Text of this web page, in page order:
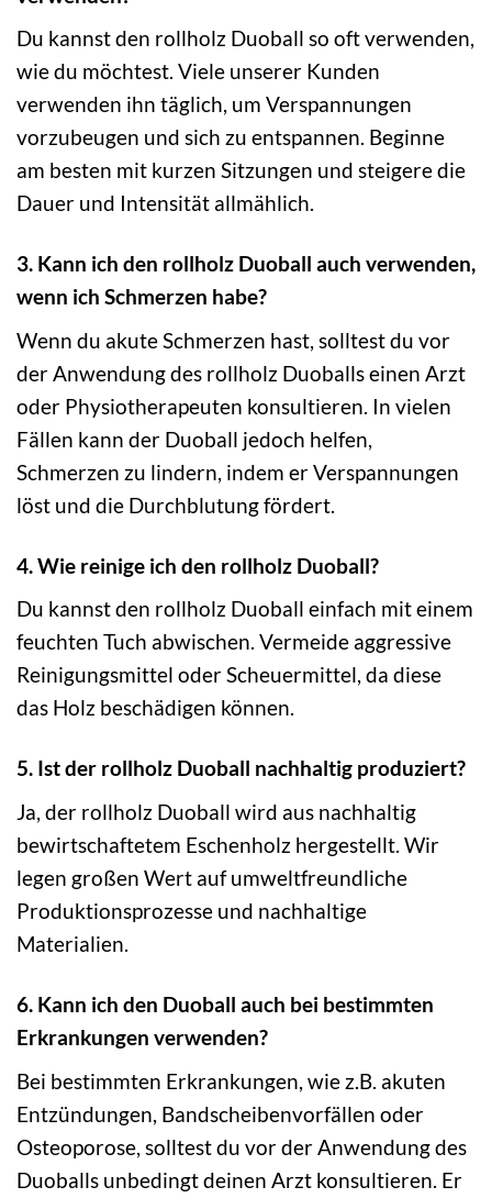
Du kannst den rollholz Duoball so oft verwenden,
wie du möchtest. Viele unserer Kunden
verwenden ihn täglich, um Verspannungen
vorzubeugen und sich zu entspannen. Beginne
am besten mit kurzen Sitzungen und steigere die
Dauer und Intensität allmählich.
3. Kann ich den rollholz Duoball auch verwenden,
wenn ich Schmerzen habe?
Wenn du akute Schmerzen hast, solltest du vor
der Anwendung des rollholz Duoballs einen Arzt
oder Physiotherapeuten konsultieren. In vielen
Fällen kann der Duoball jedoch helfen,
Schmerzen zu lindern, indem er Verspannungen
löst und die Durchblutung fördert.
4. Wie reinige ich den rollholz Duoball?
Du kannst den rollholz Duoball einfach mit einem
feuchten Tuch abwischen. Vermeide aggressive
Reinigungsmittel oder Scheuermittel, da diese
das Holz beschädigen können.
5. Ist der rollholz Duoball nachhaltig produziert?
Ja, der rollholz Duoball wird aus nachhaltig
bewirtschaftetem Eschenholz hergestellt. Wir
legen großen Wert auf umweltfreundliche
Produktionsprozesse und nachhaltige
Materialien.
6. Kann ich den Duoball auch bei bestimmten
Erkrankungen verwenden?
Bei bestimmten Erkrankungen, wie z.B. akuten
Entzündungen, Bandscheibenvorfällen oder
Osteoporose, solltest du vor der Anwendung des
Duoballs unbedingt deinen Arzt konsultieren. Er